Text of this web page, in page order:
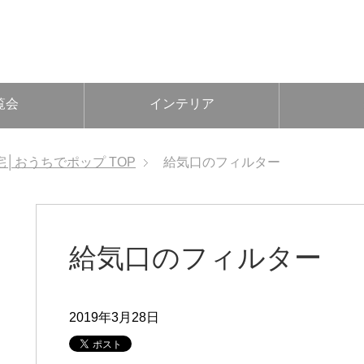
会 インテリア
│おうちでポップTOP 給気口のフィルター
給気口のフィルター
2019年3月28日